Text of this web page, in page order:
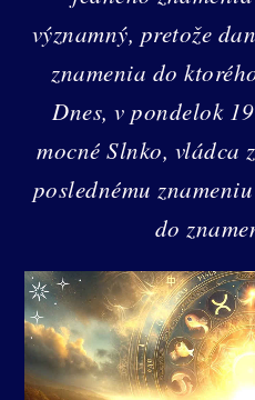
významný, pretože
znamenia do
Dnes, v pondelok
mocné Slnko, vládca
poslednému
do